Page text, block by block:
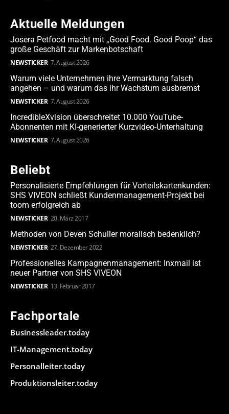
Aktuelle Meldungen
Josera Petfood macht mit „Good Food. Good Poop“ das
große Geschäft zur Markenbotschaft
NEWSTICKER 7. August 2026
Warum viele Unternehmen ihre Vermarktung falsch
angehen – und warum das ihr Wachstum ausbremst
NEWSTICKER 7. August 2026
IncredibleXvision überschreitet 10.000 YouTube-
Abonnenten mit KI-generierter Kurzvideo-Unterhaltung
NEWSTICKER 7. August 2026
Beliebt
Personalisierte Empfehlungen für Vorteilskartenkunden:
SHS VIVEON schließt Kundenmanagement-Projekt bei
toom erfolgreich ab
NEWSTICKER 20. März 2017
Methoden von Deven Schuller moralisch bedenklich?
NEWSTICKER 27. Dezember 2022
Professionelles Kampagnenmanagement: Inxmail ist
neuer Partner von SHS VIVEON
NEWSTICKER 13. Februar 2017
Fachportale
Businessleader.today
IT-Management.today
Personalleiter.today
Produktionsleiter.today